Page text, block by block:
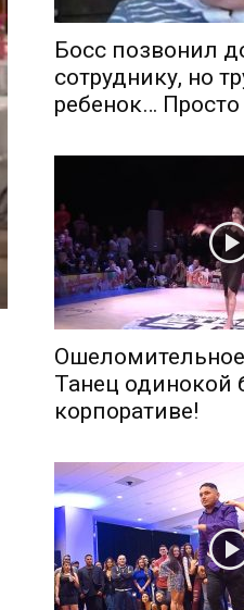
Босс позвонил
сотруднику, но
ребенок…
Танец одинокой
корпоративе!